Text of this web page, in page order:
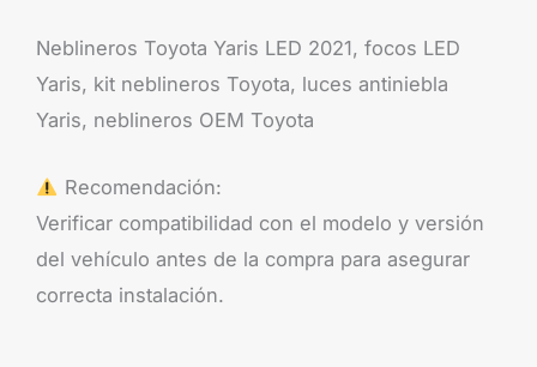
Neblineros Toyota Yaris LED 2021, focos LED
Yaris, kit neblineros Toyota, luces antiniebla
Yaris, neblineros OEM Toyota
Recomendación:
Verificar compatibilidad con el modelo y versión
del vehículo antes de la compra para asegurar
correcta instalación.